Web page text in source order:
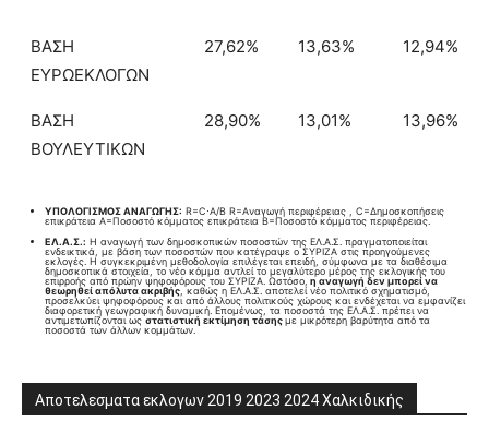
ΒΑΣΗ
ΕΥΡΩΕΚΛΟΓΩΝ
27,62% 13,63% 12,94%
ΒΑΣΗ
ΒΟΥΛΕΥΤΙΚΩΝ
28,90% 13,01% 13,96%
ΥΠΟΛΟΓΙΣΜΟΣ ΑΝΑΓΩΓΗΣ: R=C⋅A/B​ R=Aναγωγή περιφέρειας , C=Δημοσκοπήσεις
επικράτεια A=Ποσοστό κόμματος επικράτεια B=Ποσοστό κόμματος περιφέρειας.
ΕΛ.Α.Σ.: Η αναγωγή των δημοσκοπικών ποσοστών της ΕΛ.Α.Σ. πραγματοποιείται
ενδεικτικά, με βάση των ποσοστών που κατέγραψε ο ΣΥΡΙΖΑ στις προηγούμενες
εκλογές. Η συγκεκριμένη μεθοδολογία επιλέγεται επειδή, σύμφωνα με τα διαθέσιμα
δημοσκοπικά στοιχεία, το νέο κόμμα αντλεί το μεγαλύτερο μέρος της εκλογικής του
επιρροής από πρώην ψηφοφόρους του ΣΥΡΙΖΑ. Ωστόσο, η αναγωγή δεν μπορεί να
θεωρηθεί απόλυτα ακριβής , καθώς η ΕΛ.Α.Σ. αποτελεί νέο πολιτικό σχηματισμό,
προσελκύει ψηφοφόρους και από άλλους πολιτικούς χώρους και ενδέχεται να εμφανίζει
διαφορετική γεωγραφική δυναμική. Επομένως, τα ποσοστά της ΕΛ.Α.Σ. πρέπει να
αντιμετωπίζονται ωςστατιστική εκτίμηση τάσηςμε μικρότερη βαρύτητα από τα
ποσοστά των άλλων κομμάτων.
Αποτελεσματα εκλογων 2019 2023 2024 Χαλκιδικής